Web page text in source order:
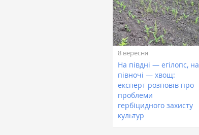
8 вересня
На півдні — егілопс, на
півночі — хвощ:
експерт розповів про
проблеми
гербіцидного захисту
культур